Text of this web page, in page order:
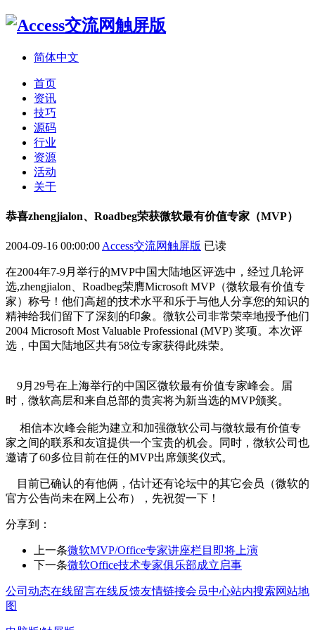
简体中文
首页
资讯
技巧
源码
行业
资源
活动
关于
恭喜zhengjialon、Roadbeg荣获微软最有价值专家（MVP）
2004-09-16 00:00:00 Access交流网触屏版 已读
在2004年7-9月举行的MVP中国大陆地区评选中，经过几轮评
选,zhengjialon、Roadbeg荣膺Microsoft MVP（微软最有价值专
家）称号！他们高超的技术水平和乐于与他人分享您的知识的
精神给我们留下了深刻的印象。微软公司非常荣幸地授予他们
2004 Microsoft Most Valuable Professional (MVP) 奖项。本次评
选，中国大陆地区共有58位专家获得此殊荣。
9月29号在上海举行的中国区微软最有价值专家峰会。届
时，微软高层和来自总部的贵宾将为新当选的MVP颁奖。
相信本次峰会能为建立和加强微软公司与微软最有价值专
家之间的联系和友谊提供一个宝贵的机会。同时，微软公司也
邀请了60多位目前在任的MVP出席颁奖仪式。
目前已确认的有他俩，估计还有论坛中的其它会员（微软的
官方公告尚未在网上公布），先祝贺一下！
分享到：
上一条微软MVP/Office专家讲座栏目即将上演
下一条微软Office技术专家俱乐部成立启事
公司动态在线留言在线反馈友情链接会员中心站内搜索网站地
图